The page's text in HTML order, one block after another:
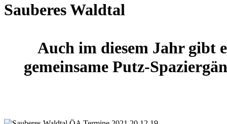
Sauberes Waldtal
Auch im diesem Jahr gibt
gemeinsame Putz-